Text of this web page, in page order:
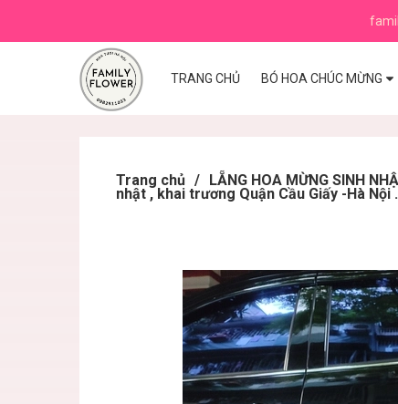
TRANG CHỦ BÓ HOA CHÚC MỪNG
Trang chủ / LẴNG HOA MỪNG SINH
nhật , khai trương Quận Cầu Giấy -Hà Nội